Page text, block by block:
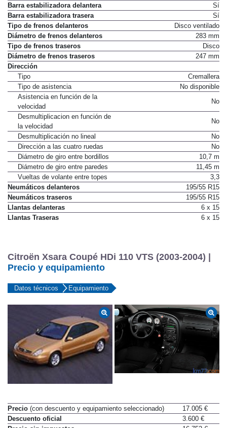
Barra estabilizadora delantera
Sí
Barra estabilizadora trasera
Sí
Tipo de frenos delanteros
Disco ventilado
Diámetro de frenos delanteros
283 mm
Tipo de frenos traseros
Disco
Diámetro de frenos traseros
247 mm
Dirección
Tipo
Cremallera
Tipo de asistencia
No disponible
Asistencia en función de la
velocidad
No
Desmultiplicacion en función de
la velocidad
No
Desmultiplicación no lineal
No
Dirección a las cuatro ruedas
No
Diámetro de giro entre bordillos
10,7 m
Diámetro de giro entre paredes
11,45 m
Vueltas de volante entre topes
3,3
Neumáticos delanteros
195/55 R15
Neumáticos traseros
195/55 R15
Llantas delanteras
6 x 15
Llantas Traseras
6 x 15
Citroën Xsara Coupé HDi 110 VTS (2003-2004) |
Precio y equipamiento
Datos técnicos Equipamiento
Precio (con descuento y equipamiento seleccionado)
17.005 €
Descuento oficial
3.600 €